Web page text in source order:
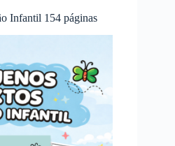
Infantil 154 páginas